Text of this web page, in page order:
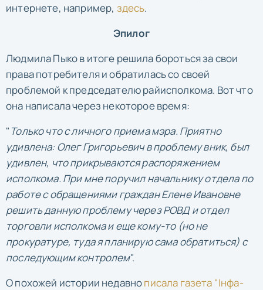
интернете, например, здесь.
Эпилог
Людмила Пыко в итоге решила бороться за свои
права потребителя и обратилась со своей
проблемой к председателю райисполкома. Вот что
она написала через некоторое время:
" Только что с личного приема мэра. Приятно
удивлена: Олег Григорьевич в проблему вник, был
удивлен, что прикрываются распоряжением
исполкома. При мне поручил начальнику отдела по
работе с обращениями граждан Елене Ивановне
решить данную проблему через РОВД и отдел
торговли исполкома и еще кому-то (но не
прокуратуре, туда я планирую сама обратиться) с
последующим контролем".
О похожей истории недавнописала газета "Інфа-